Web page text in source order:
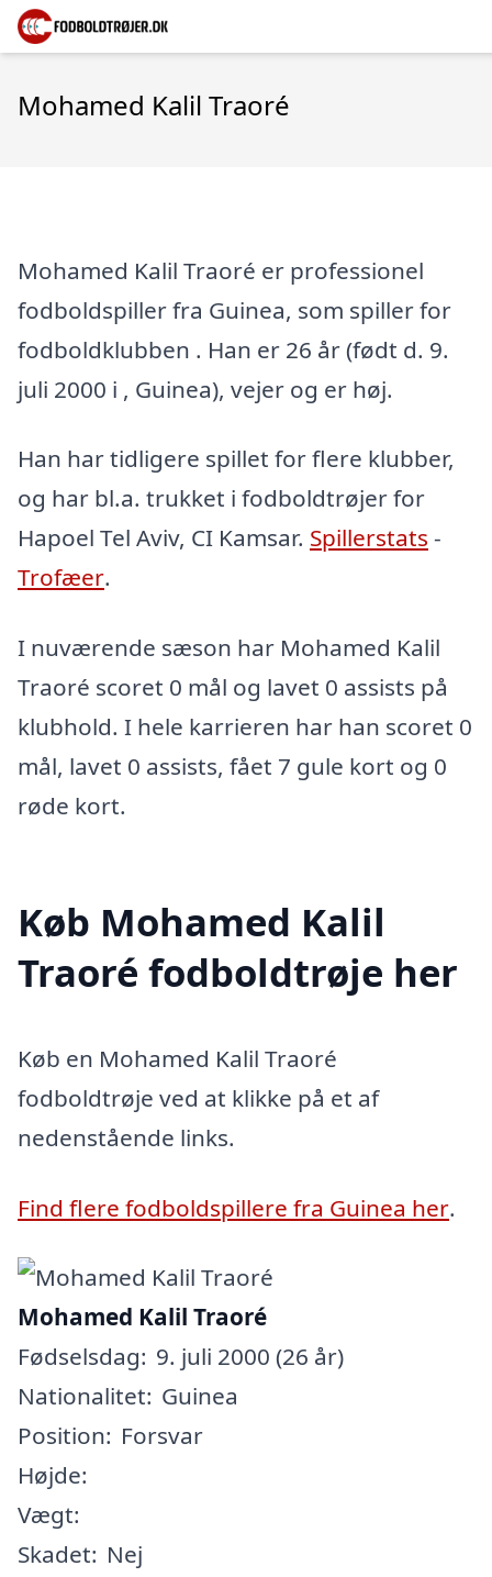
Mohamed Kalil Traoré
Mohamed Kalil Traoré er professionel
fodboldspiller fra Guinea, som spiller for
fodboldklubben . Han er 26 år (født d. 9.
juli 2000 i , Guinea), vejer og er høj.
Han har tidligere spillet for flere klubber,
og har bl.a. trukket i fodboldtrøjer for
Hapoel Tel Aviv, CI Kamsar. Spillerstats -
Trofæer.
I nuværende sæson har Mohamed Kalil
Traoré scoret 0 mål og lavet 0 assists på
klubhold. I hele karrieren har han scoret 0
mål, lavet 0 assists, fået 7 gule kort og 0
røde kort.
Køb Mohamed Kalil
Traoré fodboldtrøje her
Køb en Mohamed Kalil Traoré
fodboldtrøje ved at klikke på et af
nedenstående links.
Find flere fodboldspillere fra Guinea her.
Mohamed Kalil Traoré
Fødselsdag: 9. juli 2000 (26 år)
Nationalitet: Guinea
Position: Forsvar
Højde:
Vægt:
Skadet: Nej